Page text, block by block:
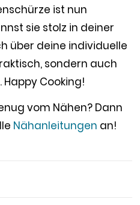
ist nun
sie stolz in deiner
über deine individuelle
sondern auch
Cooking!
vom Nähen? Dann
Nähanleitungen an!